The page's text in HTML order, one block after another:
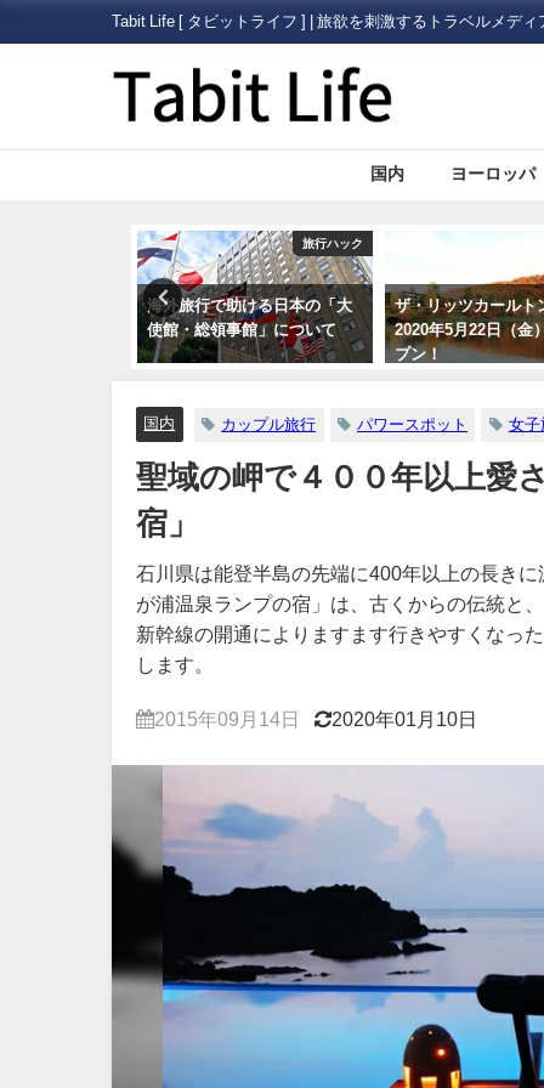
Tabit Life [ タビットライフ ] | 旅欲を刺激するトラベルメディ
国内 ヨーロッパ
国内
ザ・リッツカールトン日光が
2020年5月22日（金）にオー
プン！
いまさら人に聞きに
外旅行に必要な「ビ
証）」について
国内 カップル旅行 パワースポット 女子
聖域の岬で４００年以上愛
宿」
石川県は能登半島の先端に400年以上の長き
が浦温泉ランプの宿」は、古くからの伝統と
新幹線の開通によりますます行きやすくなっ
します。
2015年09月14日 2020年01月10日